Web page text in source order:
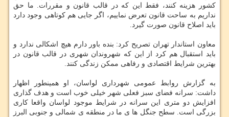
كشور هزینه كنند، فقط این كه در قالب قانون و مقررات. ما حق
نداریم به ساحت قانون تعرض نماییم، اگر جایی هم كوتاهی وجود دارد
باید اصلاح قانون صورت گیرد.
معاون استاندار تهران تصریح كرد: بنده باور دارم هیچ اشكالی ندارد و
باید استقبال هم كرد از این كه شهروندان شهری در قالب قانون در
بهترین شرایط اقتصادی و رفاهی ممكن زندگی كنند.
به گزارش روابط عمومی شهرداری لواسان، او همینطور اظهار
داشت: سرانه فضای سبز فعلی شهر خیلی خوب است و هدف گذاری
افزایش دو متری این سرانه در شرایط موجود لواسان واقعا كاری
بزرگی است. سطح جنگل ها ی ما در منطقه ی شمالی و جنوبی البرز